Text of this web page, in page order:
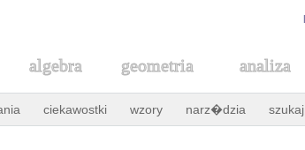
algebra geometria analiza
ciekawostki wzory narz�dzia szukaj